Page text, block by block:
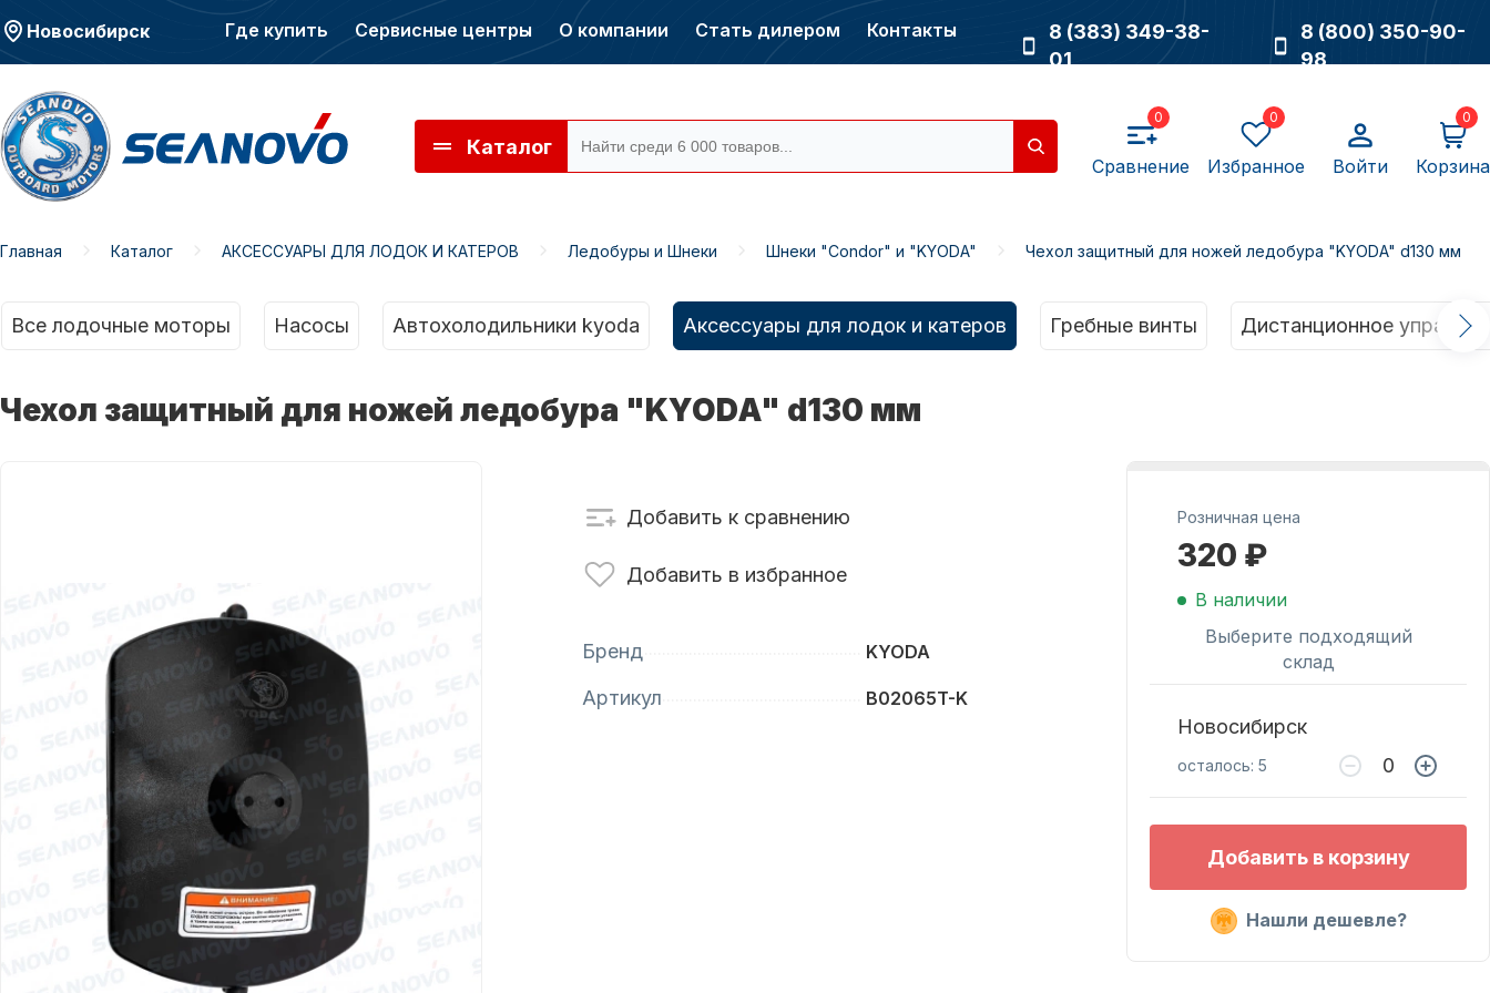
Новосибирск Где купить Сервисные центры О компании Стать дилером Контакты
8 (383) 349-38-
01
8 (800) 350-90-
98
Каталог
0
Сравнение
0
Избранное Войти
0
Корзина
Запчасти для ПЛМ
Масла для лодочных
моторов
Автохолодильник
KYODA
для лодочных
моторов
Главная Каталог АКСЕССУАРЫ ДЛЯ ЛОДОК И КАТЕРОВ Ледобуры и Шнеки Шнеки "Condor" и "KYODA" Чехол защитный для ножей ледобура "KYODA" d130 мм
Все лодочные моторы Насосы Автохолодильники kyoda Аксессуары для лодок и катеров Гребные винты Дистанционное
Чехол защитный для ножей ледобура "KYODA" d130 мм
Добавить к сравнению
Добавить в избранное
Бренд KYODA
Артикул B02065T-K
Розничная цена
320 ₽
В наличии
Выберите подходящий
склад
Новосибирск
осталось: 5
Добавить в корзину
Нашли дешевле?